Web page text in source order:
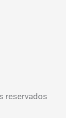
reservados